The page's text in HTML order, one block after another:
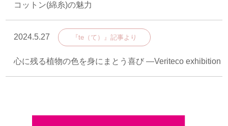
コットン(綿糸)の魅力
2024.5.27 『te（て）』記事より
心に残る植物の色を身にまとう喜び ―Veriteco exhibition